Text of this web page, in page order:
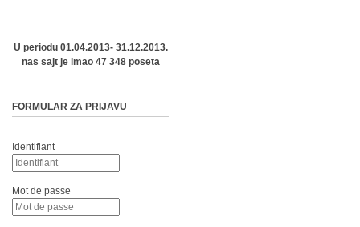
U periodu 01.04.2013- 31.12.2013.
nas sajt je imao 47 348 poseta
FORMULAR ZA PRIJAVU
Identifiant
Mot de passe